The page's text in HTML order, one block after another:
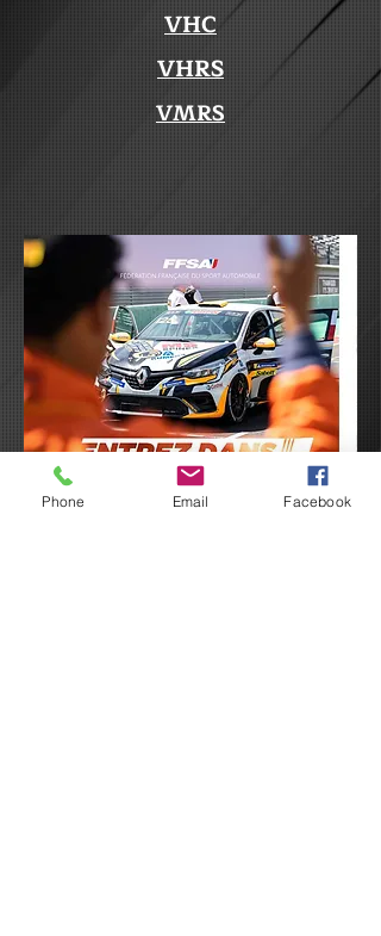
VHC
VHRS
VMRS
Phone Email Facebook